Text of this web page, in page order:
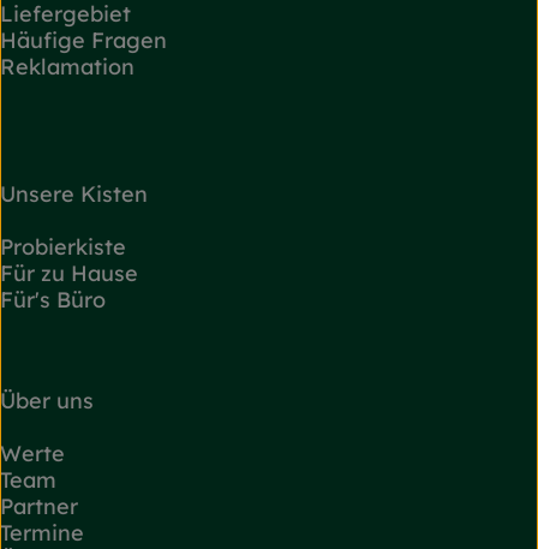
Liefergebiet
Häufige Fragen
Reklamation
Unsere Kisten
Probierkiste
Für zu Hause
Für's Büro
Über uns
Werte
Team
Partner
Termine